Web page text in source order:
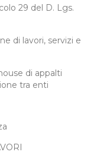
29 del D. Lgs.
di lavori, servizi e
di appalti
tra enti